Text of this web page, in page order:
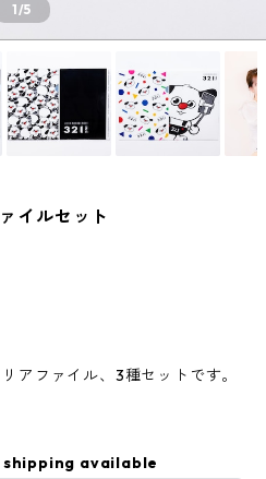
1/5
イルセット
アファイル、3種セットです。
available